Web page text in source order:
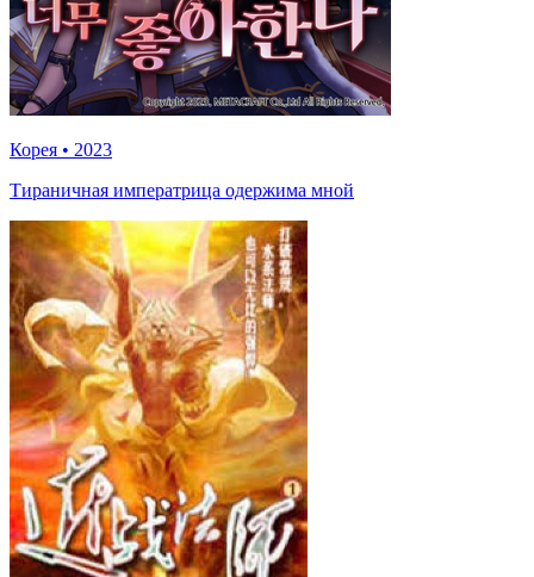
Корея • 2023
Тираничная императрица одержима мной